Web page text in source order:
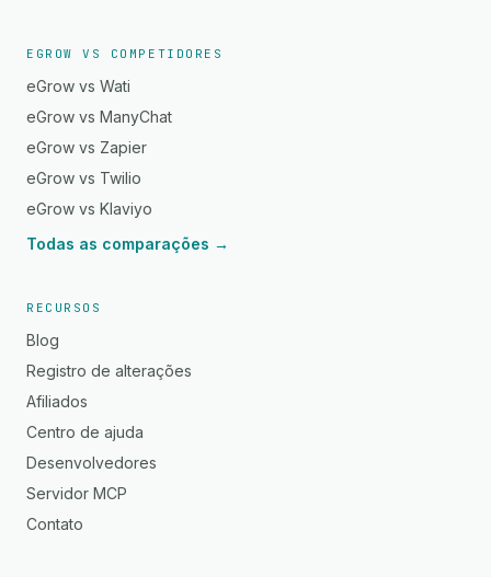
EGROW VS COMPETIDORES
eGrow vs Wati
eGrow vs ManyChat
eGrow vs Zapier
eGrow vs Twilio
eGrow vs Klaviyo
Todas as comparações →
RECURSOS
Blog
Registro de alterações
Afiliados
Centro de ajuda
Desenvolvedores
Servidor MCP
Contato